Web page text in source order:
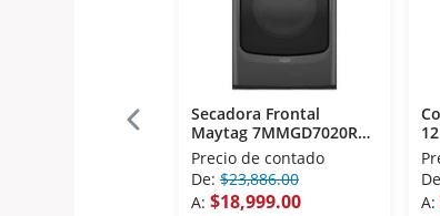
Secadora Frontal
Maytag 7MMGD7020RU
23 Kg
Precio de contado
De: $23,886.00
A: $18,999.00
A: